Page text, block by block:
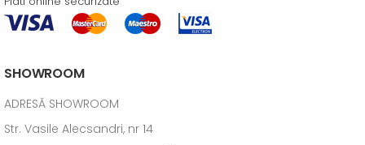
SHOWROOM
ADRESĂ SHOWROOM
Str. Vasile Alecsandri, nr 14